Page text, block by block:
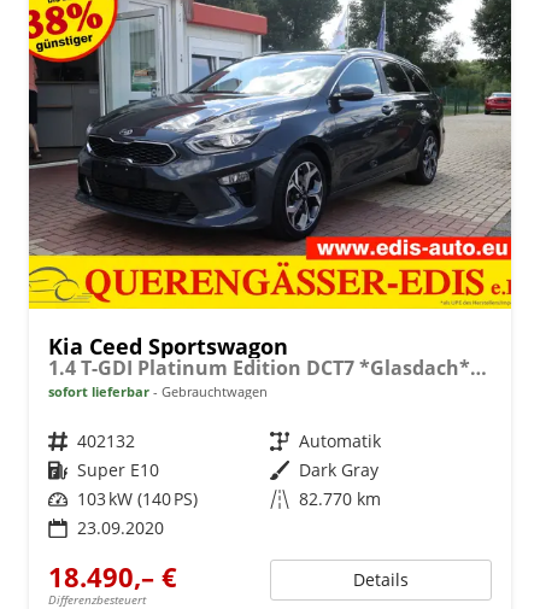
Kia Ceed Sportswagon
1.4 T-GDI Platinum Edition DCT7 *Glasdach*Navi*SHZ v+h*Leder*el. FS*JBL*
sofort lieferbar Gebrauchtwagen
Fahrzeugnr. 402132 Getriebe Automatik
Kraftstoff Super E10 Außenfarbe Dark Gray
Leistung 103 kW (140 PS) Kilometerstand 82.770 km
23.09.2020
18.490,– €
Differenzbesteuert
Details